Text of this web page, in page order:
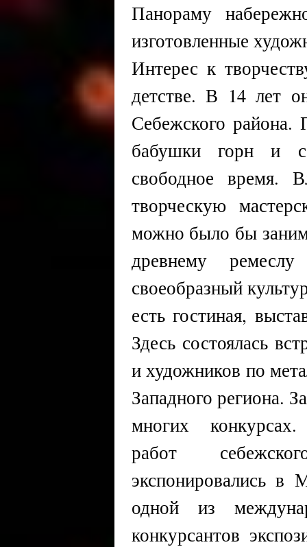
Панораму
изготовленные
Интерес к
детстве. В 14 лет
Себежского района.
бабушки горн и с
свободное время.
творческую
можно было бы
древнему
своеобразный
есть гостиная,
Здесь состоялась
и художников по
Западного региона.
многих
работ
экспонировались в
одной из
конкурсантов